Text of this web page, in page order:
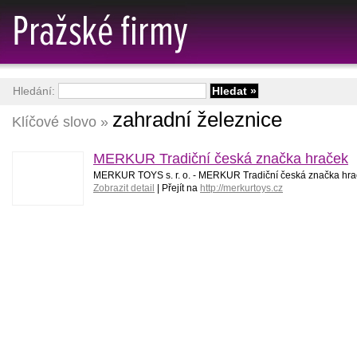
Klíčové slovo » zahradní železnice
MERKUR Tradiční česká značka hraček
MERKUR TOYS s. r. o. - MERKUR Tradiční česká značka
Zobrazit detail
| Přejít na http://merkurtoys.cz
Hledání: